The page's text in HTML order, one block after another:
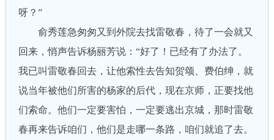
呀？”
俞秀莲急匆匆又到外院去找雷敬春，待了一会就又
回来，悄声告诉杨丽芳说：“好了！已经有了办法了。
我已叫雷敬春回去，让他索性去告知贺颂、费伯绅，就
说当年被他们所害的杨家的后代，现在京师，正要找他
们索命。他们一定要害怕，一定要逃出京城，那时雷敬
春再来告诉咱们，他们是走哪一条路，咱们就追了去。